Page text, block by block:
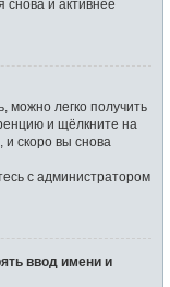
снова и активнее
можно легко получить
и щёлкните на
и скоро вы снова
с администратором
ввод имени и